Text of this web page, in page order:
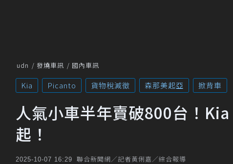
udn 發燒車訊 國內車訊
Kia Picanto 貨物稅減徵 森那美起亞 掀背車
人氣小車半年賣破800台！
起！
2025-10-07 16:29 聯合新聞網／記者黃俐嘉／綜合報導